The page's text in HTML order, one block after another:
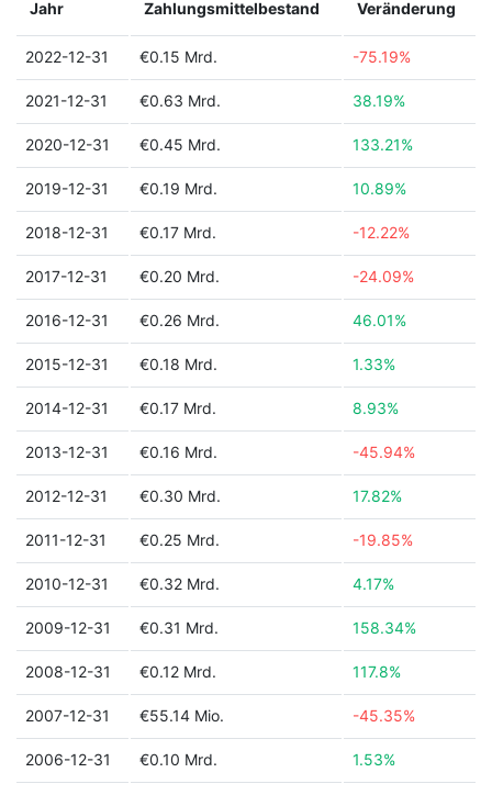
Jahr Zahlungsmittelbestand Veränderung
2022-12-31 €0.15 Mrd. -75.19%
2021-12-31 €0.63 Mrd. 38.19%
2020-12-31 €0.45 Mrd. 133.21%
2019-12-31 €0.19 Mrd. 10.89%
2018-12-31 €0.17 Mrd. -12.22%
2017-12-31 €0.20 Mrd. -24.09%
2016-12-31 €0.26 Mrd. 46.01%
2015-12-31 €0.18 Mrd. 1.33%
2014-12-31 €0.17 Mrd. 8.93%
2013-12-31 €0.16 Mrd. -45.94%
2012-12-31 €0.30 Mrd. 17.82%
2011-12-31 €0.25 Mrd. -19.85%
2010-12-31 €0.32 Mrd. 4.17%
2009-12-31 €0.31 Mrd. 158.34%
2008-12-31 €0.12 Mrd. 117.8%
2007-12-31 €55.14 Mio. -45.35%
2006-12-31 €0.10 Mrd. 1.53%